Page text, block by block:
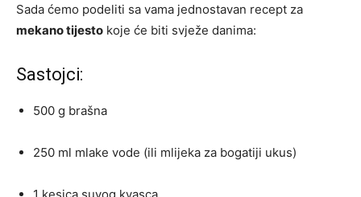
Sada ćemo podeliti sa vama jednostavan recept za
mekano tijesto koje će biti svježe danima:
Sastojci:
500 g brašna
250 ml mlake vode (ili mlijeka za bogatiji ukus)